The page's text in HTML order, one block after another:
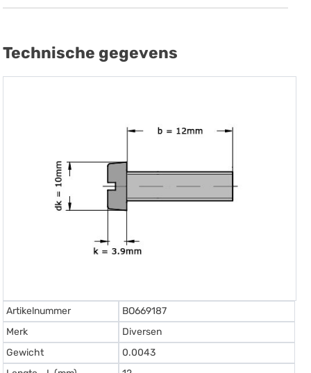
Technische gegevens
Artikelnummer
BO669187
Merk
Diversen
Gewicht
0.0043